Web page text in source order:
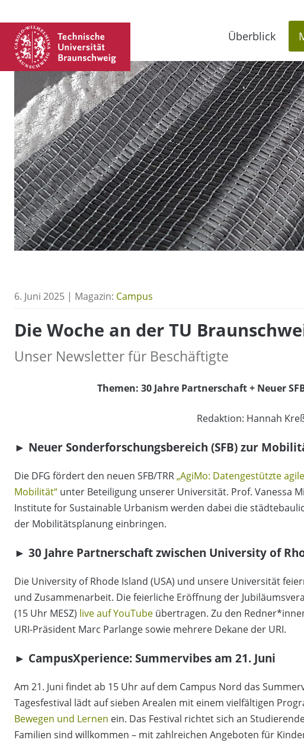
Überblick
6. Juni 2025 | Magazin: Campus
Die Woche an der TU
Unser Newsletter für Beschäftigte
Themen: 30 Jahre Partnerschaft + Neuer
Redaktion: Hannah
► Neuer Sonderforschungsbereich (SFB) zur
Die DFG fördert den neuen SFB/TRR„AgiMo: Datengestützte
Mobilität“ unter Beteiligung unserer Universität. Prof. Vanessa
Institute for Sustainable Urbanism werden dabei die
der Mobilitätsplanung einbringen.
► 30 Jahre Partnerschaft zwischen University of
Die University of Rhode Island (USA) und unsere Universität
und Zusammenarbeit. Die feierliche Eröffnung der
(15 Uhr MESZ) live auf YouTube übertragen. Zu den
URI-Präsident Marc Parlange sowie mehrere Dekane der URI.
► CampusXperience: Summervibes am 21. Juni
Am 21. Juni findet ab 15 Uhr auf dem Campus Nord das
Tagesfestival lädt auf sieben Arealen mit einem vielfältigen
Bewegen und Lernen ein. Das Festival richtet sich an
Familien sind willkommen – mit zahlreichen Angeboten für